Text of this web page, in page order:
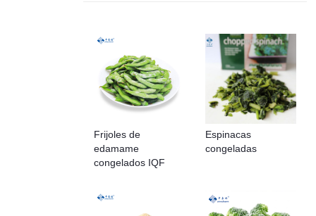
Frijoles de
edamame
congelados IQF
Espinacas
congeladas